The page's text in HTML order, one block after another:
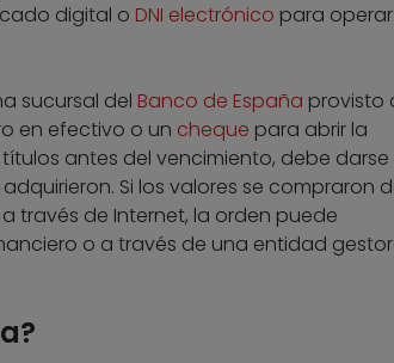
digital o DNI electrónico para
sucursal del Banco de España provisto
en efectivo o un cheque para abrir la
antes del vencimiento, debe darse
Si los valores se compraron
través de Internet, la orden puede
o a través de una entidad